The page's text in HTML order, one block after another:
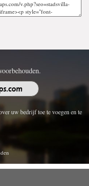
uw bedrijf toe te voegen en te